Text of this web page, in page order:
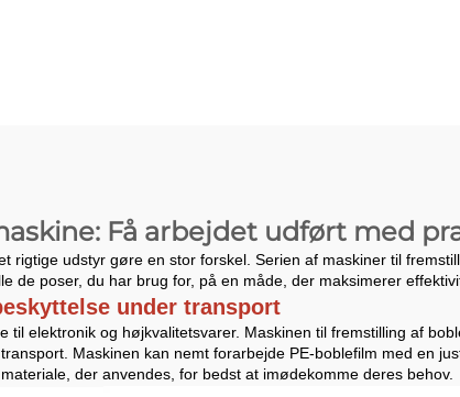
Få arbejdet udført med
rigtige udstyr gøre en stor forskel. Serien af maskiner til
de poser, du har brug for, på en måde, der maksimerer
under transport
til elektronik og højkvalitetsvarer. Maskinen til fremstilling af
Maskinen kan nemt forarbejde PE-boblefilm med en
der anvendes, for bedst at imødekomme deres behov.